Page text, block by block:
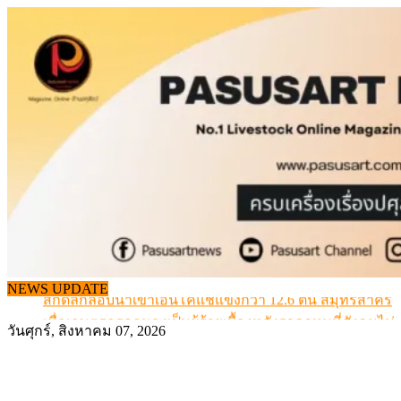
content
NEWS UPDATE
สกัดลักลอบนำเข้าเอ็นโคแช่แข็งกว่า 12.6 ตัน สมุทรสาคร
เมื่อเกษตรกรถูกมองเป็นผู้ร้ายเบื้องหลังราคาหมูที่สังคมไม่
สุดอั้น! ไข่ไก่หน้าฟาร์มปรับขึ้นอีก 6 บาท/แผง เริ่ม 7 ส.ค.69
วันศุกร์, สิงหาคม 07, 2026